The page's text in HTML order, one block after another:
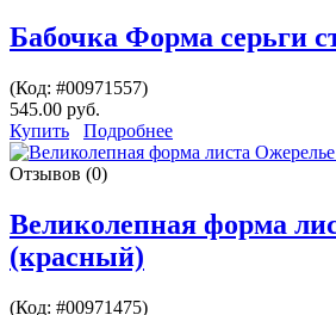
Бабочка Форма серьги
(Код: #00971557)
545.00 руб.
Купить
Подробнее
Отзывов (0)
Великолепная форма
(красный)
(Код: #00971475)